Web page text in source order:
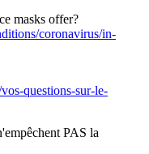
masks offer?
coronavirus/in-
questions-sur-le-
PAS la